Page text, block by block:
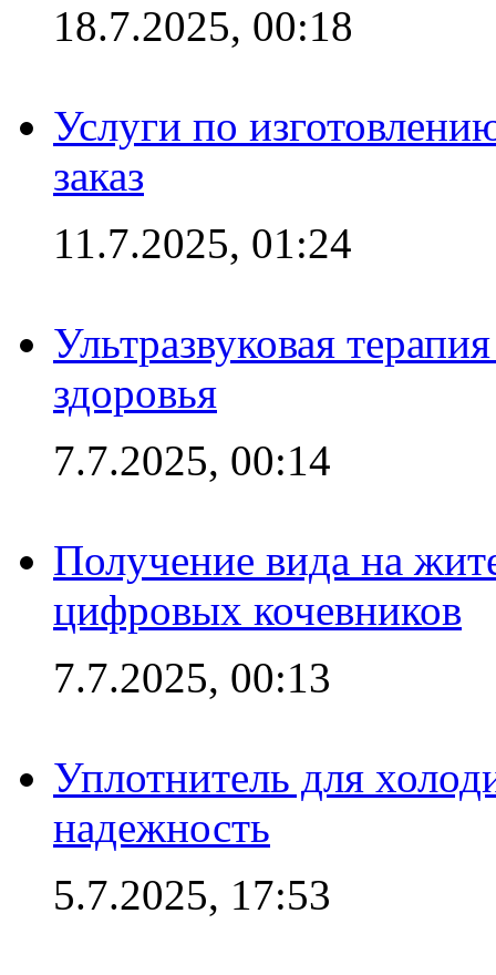
18.7.2025, 00:18
Услуги по
заказ
11.7.2025, 01:24
Ультразвуковая
здоровья
7.7.2025, 00:14
Получение вида на
цифровых кочевников
7.7.2025, 00:13
Уплотнитель для
надежность
5.7.2025, 17:53